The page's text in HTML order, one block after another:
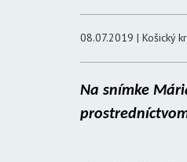
08.07.2019 | Košický
Na snímke